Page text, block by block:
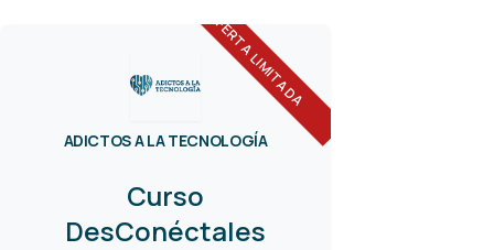
OFERTA LIMITADA
ADICTOS A LA TECNOLOGÍA
Curso
DesConéctales